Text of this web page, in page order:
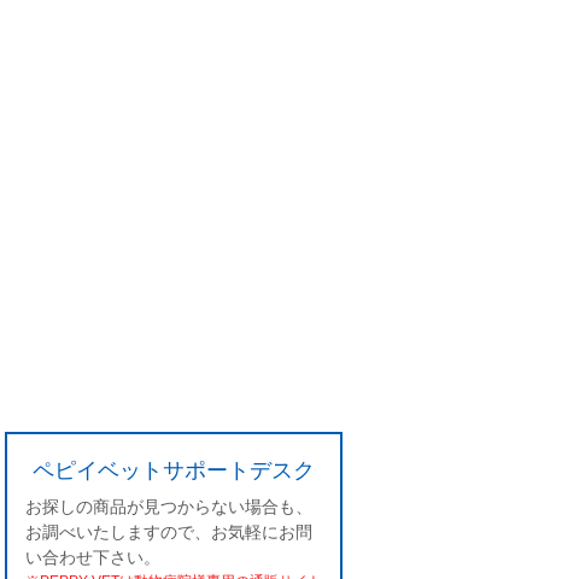
ペピイベットサポートデスク
お探しの商品が見つからない場合も、
お調べいたしますので、お気軽にお問
い合わせ下さい。